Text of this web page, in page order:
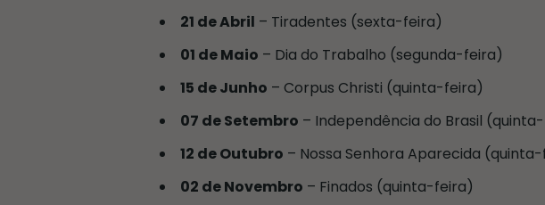
21 de Abril – Tiradentes (sexta-feira)
01 de Maio – Dia do Trabalho (segunda-feira)
15 de Junho – Corpus Christi (quinta-feira)
07 de Setembro – Independência do Brasil
12 de Outubro – Nossa Senhora Aparecida
02 de Novembro – Finados (quinta-feira)